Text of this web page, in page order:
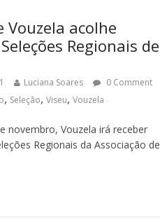
Vouzela acolhe
Regionais de
Luciana Soares
0 Comment
, Seleção, Viseu, Vouzela
novembro, Vouzela irá receber
Regionais da Associação de